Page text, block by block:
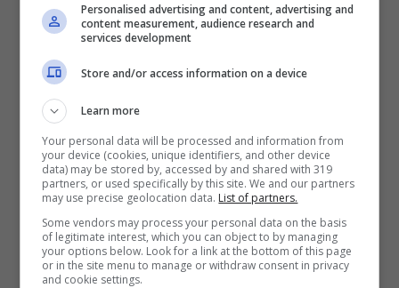
Personaggi
Chiara Ferragni, nuovi
guai per lei: la decisione
degli sponsor
Personalised advertising and content, advertising and
content measurement, audience research and
services development
Store and/or access information on a device
Learn more
Your personal data will be processed and information from
your device (cookies, unique identifiers, and other device
data) may be stored by, accessed by and shared with 319
partners, or used specifically by this site. We and our partners
may use precise geolocation data. List of partners.
Some vendors may process your personal data on the basis
of legitimate interest, which you can object to by managing
your options below. Look for a link at the bottom of this page
or in the site menu to manage or withdraw consent in privacy
and cookie settings.